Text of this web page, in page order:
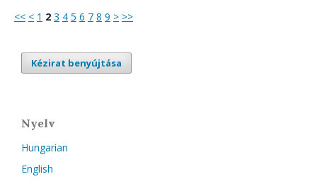
<< < 1 2 3 4 5 6 7 8 9 > >>
Kézirat benyújtása
Nyelv
Hungarian
English